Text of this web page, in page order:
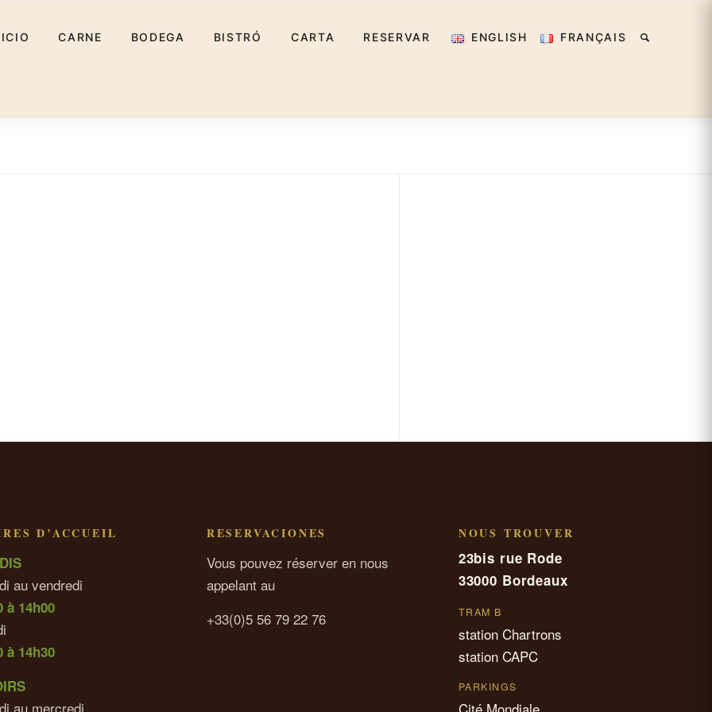
CARNE BODEGA BISTRÓ CARTA RESERVAR ENGLISH FRANÇAIS
D’ACCUEIL
au vendredi
à 14h00
à 14h30
au mercredi
RESERVACIONES
Vous pouvez réserver en nous
appelant au
+33(0)5 56 79 22 76
NOUS TROUVER
23bis rue Rode
33000 Bordeaux
TRAM B
station Chartrons
station CAPC
PARKINGS